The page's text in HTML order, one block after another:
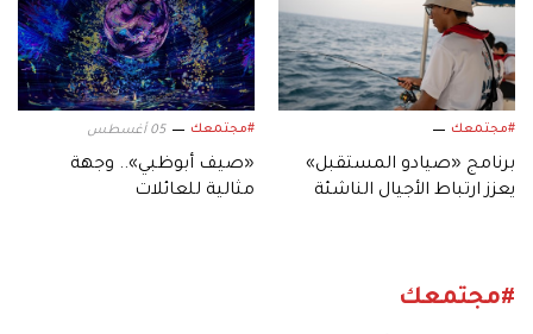
#مجتمعك
برنامج «صيادو المستقبل»
يعزز ارتباط الأجيال الناشئة
#مجتمعك 05 أغسطس
«صيف أبوظبي».. وجهة
مثالية للعائلات
#مجتمعك